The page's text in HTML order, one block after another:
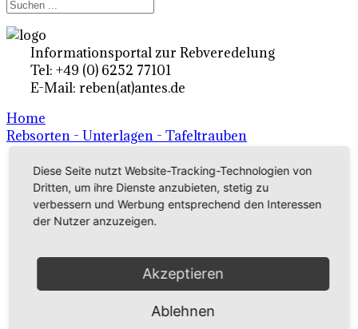
Informationsportal zur Rebveredelung
Tel: +49 (0) 6252 77101
E-Mail: reben(at)antes.de
Home
Rebsorten - Unterlagen - Tafeltrauben
Ertragsrebsorten A-Z
in Deutschland
Rebsorten international
externe Links
Diese Seite nutzt Website-Tracking-Technologien von
Dritten, um ihre Dienste anzubieten, stetig zu
verbessern und Werbung entsprechend den Interessen
der Nutzer anzuzeigen.
Akzeptieren
Ablehnen